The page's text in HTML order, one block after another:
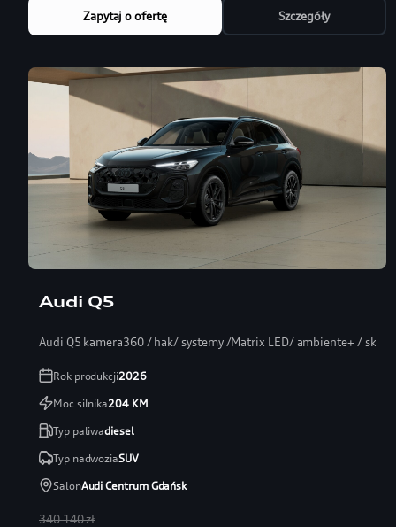
Zapytaj o ofertę Szczegóły
Audi Q5
Audi Q5 kamera360 / hak/ systemy /Matrix LED/ ambiente+ / skóra
Rok produkcji2026
Moc silnika204KM
Typ paliwadiesel
Typ nadwoziaSUV
SalonAudi Centrum Gdańsk
340 140 zł